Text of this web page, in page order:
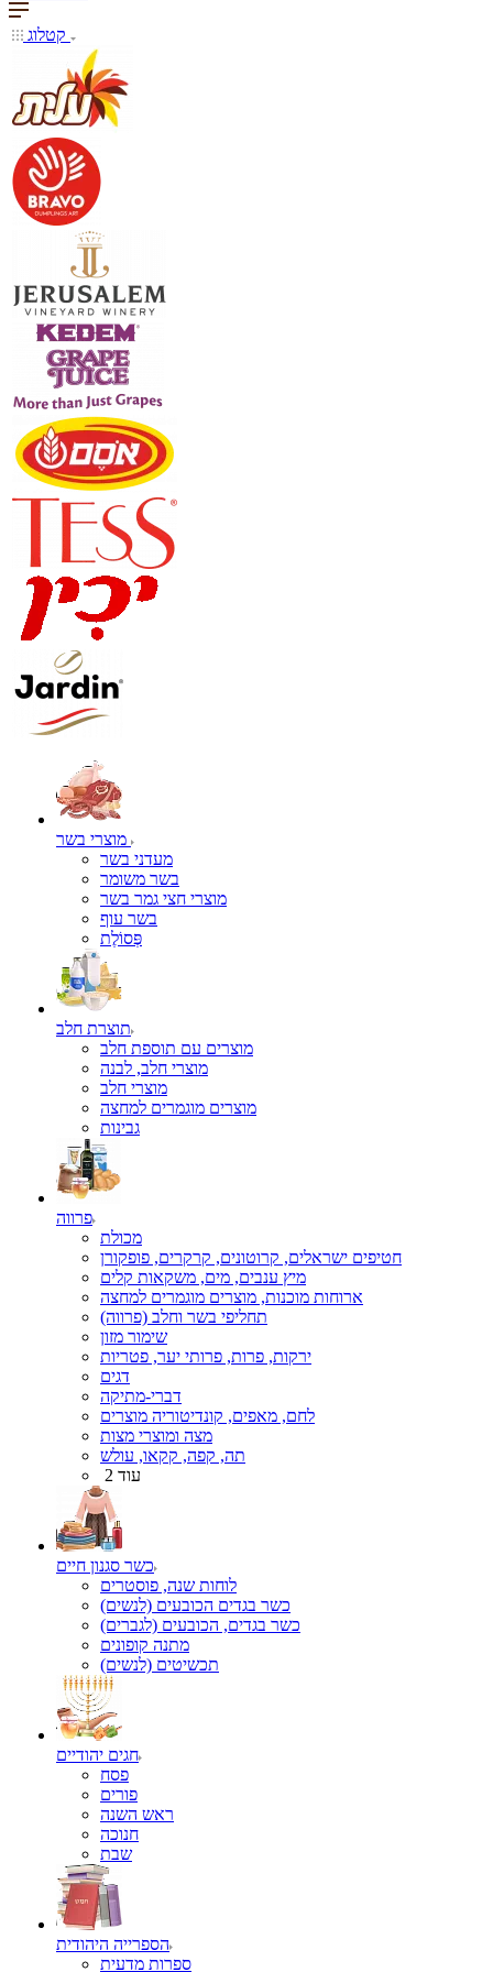
מעדני בשר
בשר משומר
מוצרי חצי גמר בשר
בשר עוף
פְּסוֹלֶת
תוצרת חלב
מוצרים עם תוספת חלב
מוצרי חלב, לבנה
מוצרי חלב
מוצרים מוגמרים למחצה
גבינות
פרווה
מכולת
חטיפים ישראלים, קרוטונים, קרקרים, פופקורן
מיץ ענבים, מים, משקאות קלים
ארוחות מוכנות, מוצרים מוגמרים למחצה
תחליפי בשר וחלב (פרווה)
שימור מזון
ירקות, פרות, פרותי יער, פטריות
דגים
דברי-מתיקה
לחם, מאפים, קונדיטוריה מוצרים
מצה ומוצרי מצות
תה, קפה, קקאו, עולש
עוד 2
כשר סגנון חיים
לוחות שנה, פוסטרים
כשר בגדים הכובעים (לנשים)
כשר בגדים, הכובעים (לגברים)
מתנה קופונים
תכשיטים (לנשים)
חגים יהודיים
פסח
פורים
ראש השנה
חנוכה
שבת
הספרייה היהודית
ספרות מדעית